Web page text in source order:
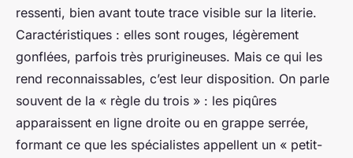
ressenti, bien avant toute trace visible sur la literie.
Caractéristiques : elles sont rouges, légèrement
gonflées, parfois très prurigineuses. Mais ce qui les
rend reconnaissables, c’est leur disposition. On parle
souvent de la « règle du trois » : les piqûres
apparaissent en ligne droite ou en grappe serrée,
formant ce que les spécialistes appellent un « petit-